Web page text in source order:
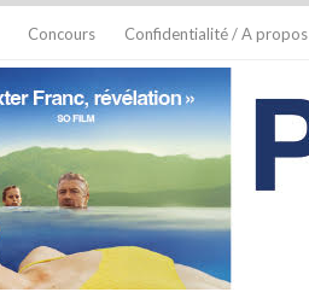
Concours Confidentialité / A propos